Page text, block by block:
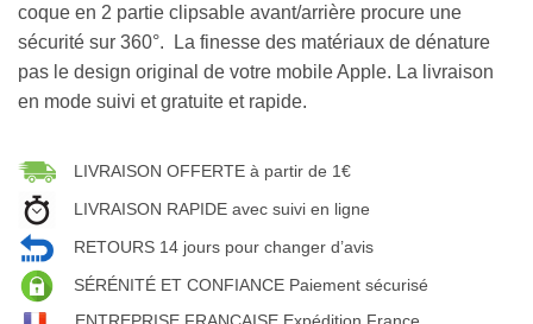
coque en 2 partie clipsable avant/arrière procure une
sécurité sur 360°. La finesse des matériaux de dénature
pas le design original de votre mobile Apple. La livraison
en mode suivi et gratuite et rapide.
LIVRAISON OFFERTE à partir de 1€
LIVRAISON RAPIDE avec suivi en ligne
RETOURS 14 jours pour changer d’avis
SÉRÉNITÉ ET CONFIANCE Paiement sécurisé
ENTREPRISE FRANÇAISE Expédition France